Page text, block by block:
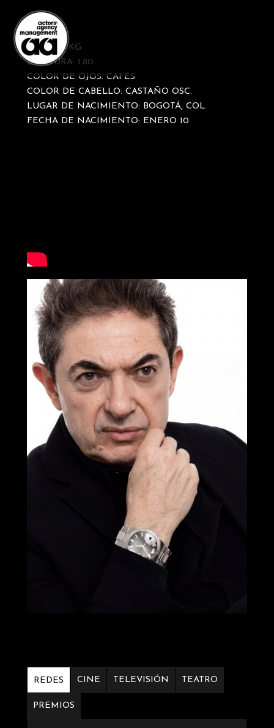
contenido
PESO: 82 KG
ESTATURA: 1.80
COLOR DE OJOS: CAFÉS
COLOR DE CABELLO: CASTAÑO OSC.
LUGAR DE NACIMIENTO: BOGOTÁ, COL.
FECHA DE NACIMIENTO: ENERO 10
REDES CINE TELEVISIÓN TEATRO
PREMIOS